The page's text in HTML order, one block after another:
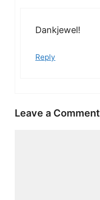
Dankjewel!
Reply
Leave a Comment